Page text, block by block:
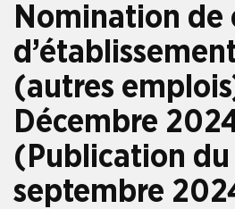
Nomination de
(autres
Décembre
(Publication du
septembre